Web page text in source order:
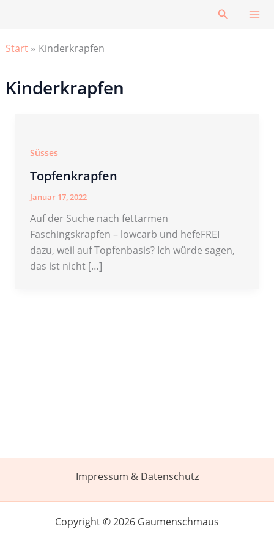
Suchen
Start Kinderkrapfen
Kinderkrapfen
Süsses
Topfenkrapfen
Januar 17, 2022
Auf der Suche nach fettarmen
Faschingskrapfen – lowcarb und hefeFREI
dazu, weil auf Topfenbasis? Ich würde sagen,
das ist nicht […]
Impressum & Datenschutz
Copyright © 2026 Gaumenschmaus